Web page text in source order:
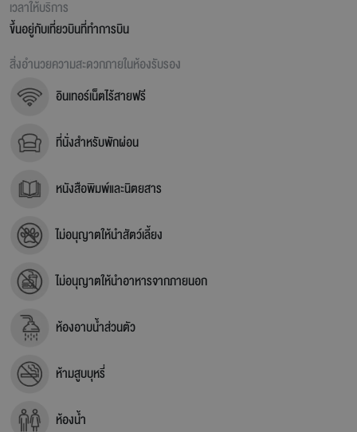
เวลาให้บริการ
ขึ้นอยู่กับเที่ยวบินที่ทำการบิน
สิ่งอำนวยความสะดวกภายในห้องรับรอง
อินเทอร์เน็ตไร้สายฟรี
ที่นั่งสำหรับพักผ่อน
หนังสือพิมพ์และนิตยสาร
ไม่อนุญาตให้นำสัตว์เลี้ยง
ไม่อนุญาตให้นำอาหารจากภายนอก
ห้องอาบน้ำส่วนตัว
ห้ามสูบบุหรี่
ห้องน้ำ